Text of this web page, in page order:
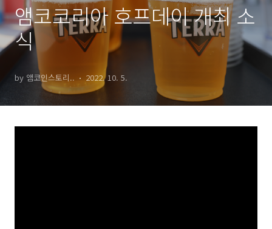
앰코코리아 호프데이 개최 소
식
by 앰코인스토리.. 2022. 10. 5.